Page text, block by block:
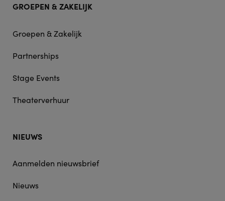
GROEPEN & ZAKELIJK
Groepen & Zakelijk
Partnerships
Stage Events
Theaterverhuur
NIEUWS
Aanmelden nieuwsbrief
Nieuws